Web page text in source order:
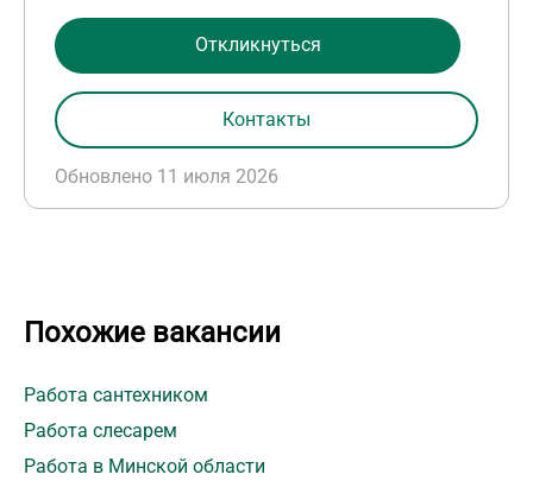
Обновлено 11 июля 2026
Откликнуться
Контакты
Похожие вакансии
Работа сантехником
Работа слесарем
Работа в Минской области